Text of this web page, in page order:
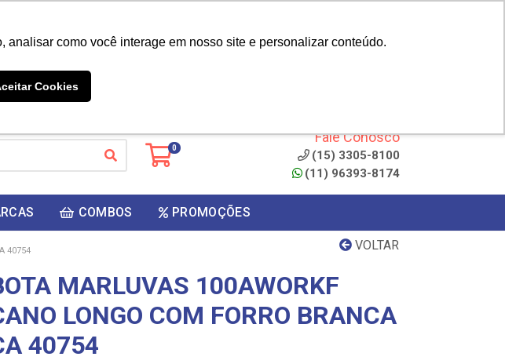
como você interage em nosso site e personalizar conteúdo.
Cookies
0
Fale Conosco
(15) 3305-8100
(11) 96393-8174
COMBOS PROMOÇÕES
VOLTAR
40754
MARLUVAS 100AWORKF
LONGO COM FORRO BRANCA
40754